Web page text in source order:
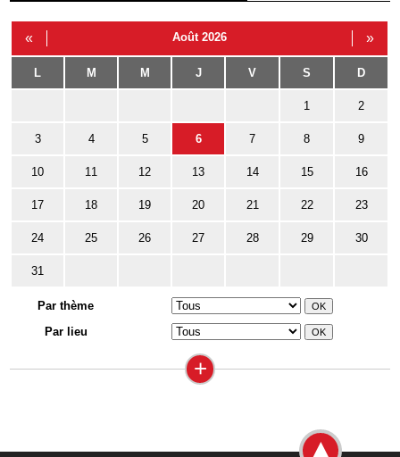
« Août 2026 »
L M M J V S D
1 2
3 4 5 6 7 8 9
10 11 12 13 14 15 16
17 18 19 20 21 22 23
24 25 26 27 28 29 30
31
Par thème
Par lieu
+